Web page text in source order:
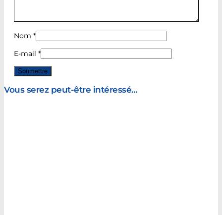
Nom *
E-mail *
Vous serez peut-être intéressé…